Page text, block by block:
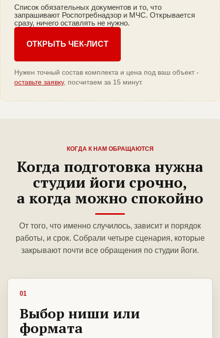
Список обязательных документов и то, что
запрашивают Роспотребнадзор и МЧС. Открывается
сразу, ничего оставлять не нужно.
ОТКРЫТЬ ЧЕК-ЛИСТ
Нужен точный состав комплекта и цена под ваш объект -
оставьте заявку, посчитаем за 15 минут.
КОГДА К НАМ ОБРАЩАЮТСЯ
Когда подготовка нужна
студии йоги срочно,
а когда можно спокойно
От того, что именно случилось, зависит и порядок
работы, и срок. Собрали четыре сценария, которые
закрывают почти все обращения по студии йоги.
01
Выбор ниши или
формата